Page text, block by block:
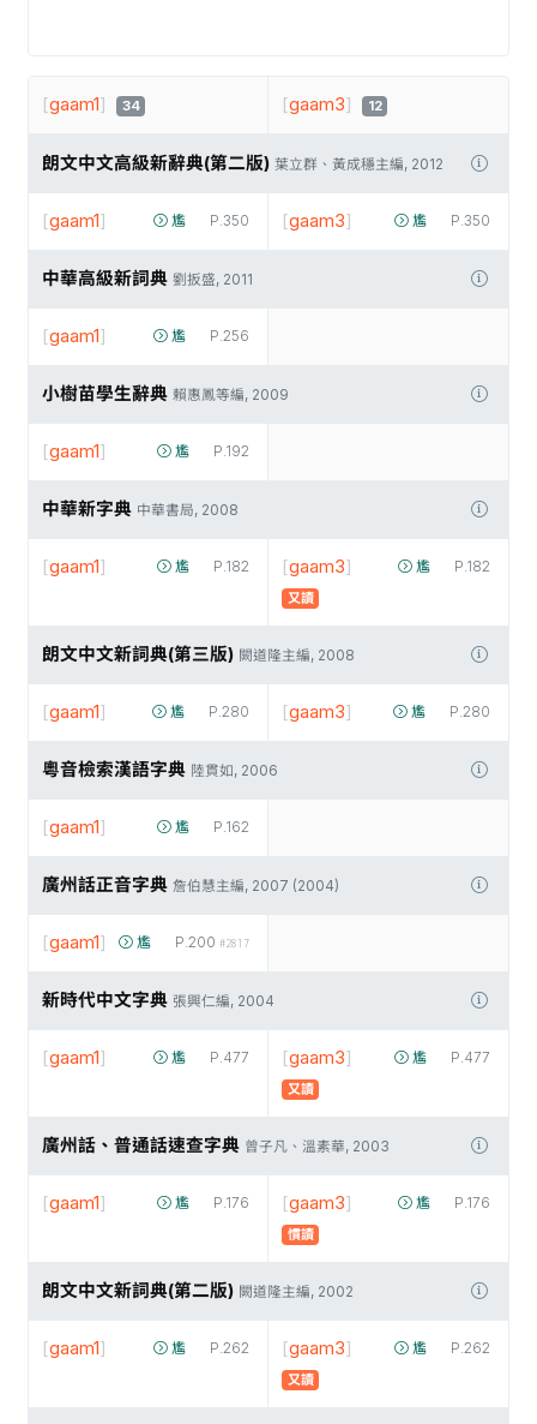
[gaam1] 34 [gaam3] 12
朗文中文高級新辭典(第二版) 葉立群、黃成穩主編, 2012
尷 P.350
[gaam1] 尷 P.350
[gaam3]
中華高級新詞典 劉扳盛, 2011
尷 P.256
[gaam1]
小樹苗學生辭典 賴惠鳳等編, 2009
尷 P.192
[gaam1]
中華新字典 中華書局, 2008
尷 P.182
[gaam1] 尷 P.182
[gaam3]
又讀
朗文中文新詞典(第三版) 闕道隆主編, 2008
尷 P.280
[gaam1] 尷 P.280
[gaam3]
粵音檢索漢語字典 陸貫如, 2006
尷 P.162
[gaam1]
廣州話正音字典 詹伯慧主編, 2007 (2004)
尷 P.200 #2817
[gaam1]
新時代中文字典 張興仁編, 2004
尷 P.477
[gaam1] 尷 P.477
[gaam3]
又讀
廣州話、普通話速查字典 曾子凡、溫素華, 2003
尷 P.176
[gaam1] 尷 P.176
[gaam3]
慣讀
朗文中文新詞典(第二版) 闕道隆主編, 2002
尷 P.262
[gaam1] 尷 P.262
[gaam3]
又讀